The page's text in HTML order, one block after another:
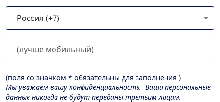
(поля со значком * обязательны для заполнения )
Мы уважаем вашу конфиденциальность. Ваши персональные
данные никогда не будут переданы третьим лицам.